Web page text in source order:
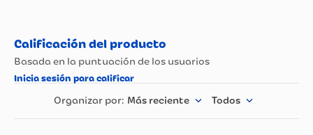
Más reciente Todos